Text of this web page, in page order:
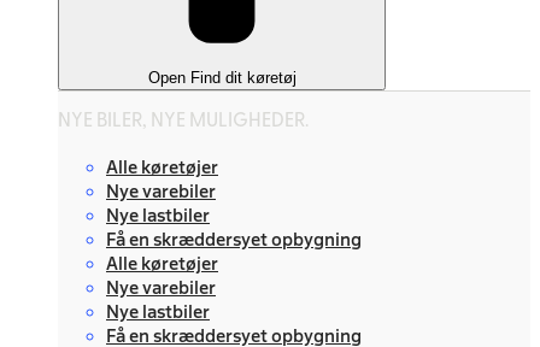
Open Find dit køretøj
NYE BILER, NYE MULIGHEDER.
Alle køretøjer
Nye varebiler
Nye lastbiler
Få en skræddersyet opbygning
Alle køretøjer
Nye varebiler
Nye lastbiler
Få en skræddersyet opbygning